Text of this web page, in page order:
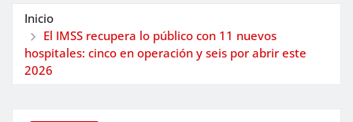
Inicio
El IMSS recupera lo público con 11 nuevos
hospitales: cinco en operación y seis por abrir este
2026